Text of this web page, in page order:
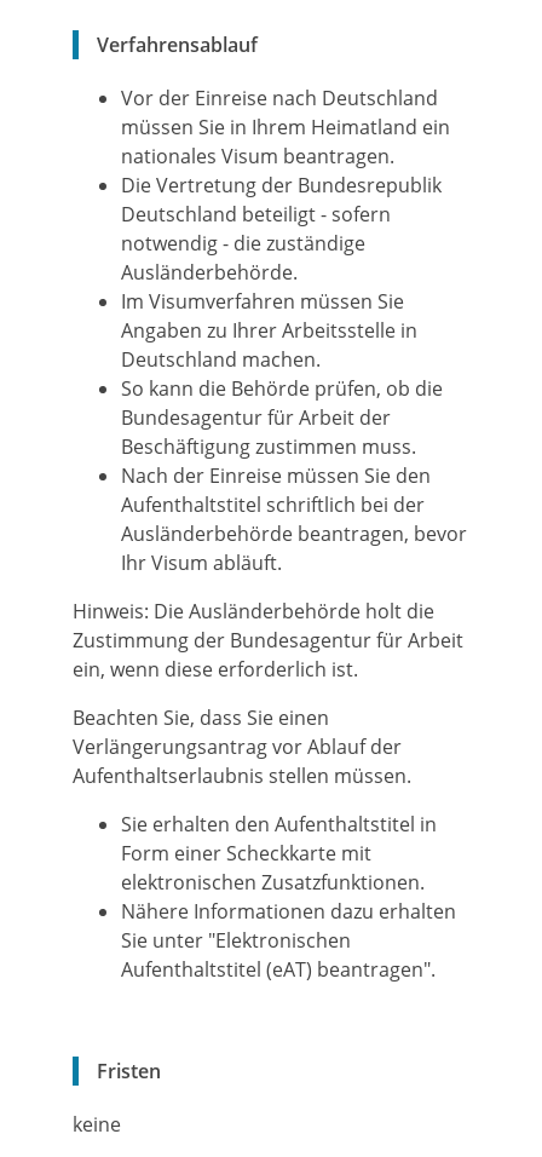
Verfahrensablauf
Vor der Einreise nach Deutschland
müssen Sie in Ihrem Heimatland ein
nationales Visum beantragen.
Die Vertretung der Bundesrepublik
Deutschland beteiligt - sofern
notwendig - die zuständige
Ausländerbehörde.
Im Visumverfahren müssen Sie
Angaben zu Ihrer Arbeitsstelle in
Deutschland machen.
So kann die Behörde prüfen, ob die
Bundesagentur für Arbeit der
Beschäftigung zustimmen muss.
Nach der Einreise müssen Sie den
Aufenthaltstitel schriftlich bei der
Ausländerbehörde beantragen, bevor
Ihr Visum abläuft.
Hinweis: Die Ausländerbehörde holt die
Zustimmung der Bundesagentur für Arbeit
ein, wenn diese erforderlich ist.
Beachten Sie, dass Sie einen
Verlängerungsantrag vor Ablauf der
Aufenthaltserlaubnis stellen müssen.
Sie erhalten den Aufenthaltstitel in
Form einer Scheckkarte mit
elektronischen Zusatzfunktionen.
Nähere Informationen dazu erhalten
Sie unter "Elektronischen
Aufenthaltstitel (eAT) beantragen".
Fristen
keine